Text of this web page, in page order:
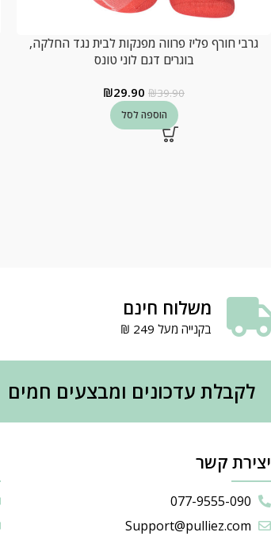
גרבי חורף פליז פרווה מפנקות לבית נגד החלקה,
בוגרים דגם לוני טונס
₪39.90
₪29.90
הוספה לסל
משלוח חינם
בקנייה מעל 249 ₪
לקבלת עדכונים ומבצעים חמים
יצירת קשר
077-9555-090
Support@pulliez.com